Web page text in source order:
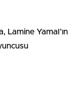
Lamine Yamal’ın